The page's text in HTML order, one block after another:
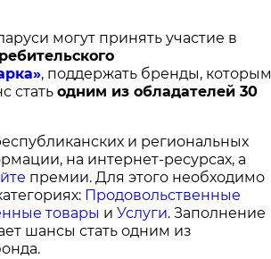
могут принять участие в
, поддержать бренды, которым
стать одним из обладателей 30
и региональных
на интернет-ресурсах, а
премии. Для этого необходимо
Продовольственные
товары и Услуги. Заполнение
шансы стать одним из